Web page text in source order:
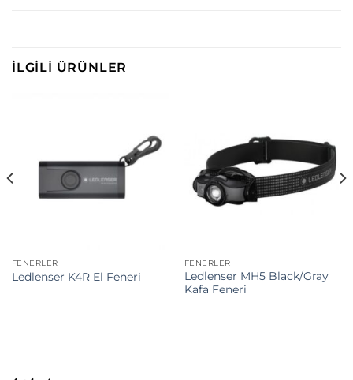
İLGILI ÜRÜNLER
FENERLER
Ledlenser K4R El Feneri
FENERLER
Ledlenser MH5 Black/Gray
Kafa Feneri